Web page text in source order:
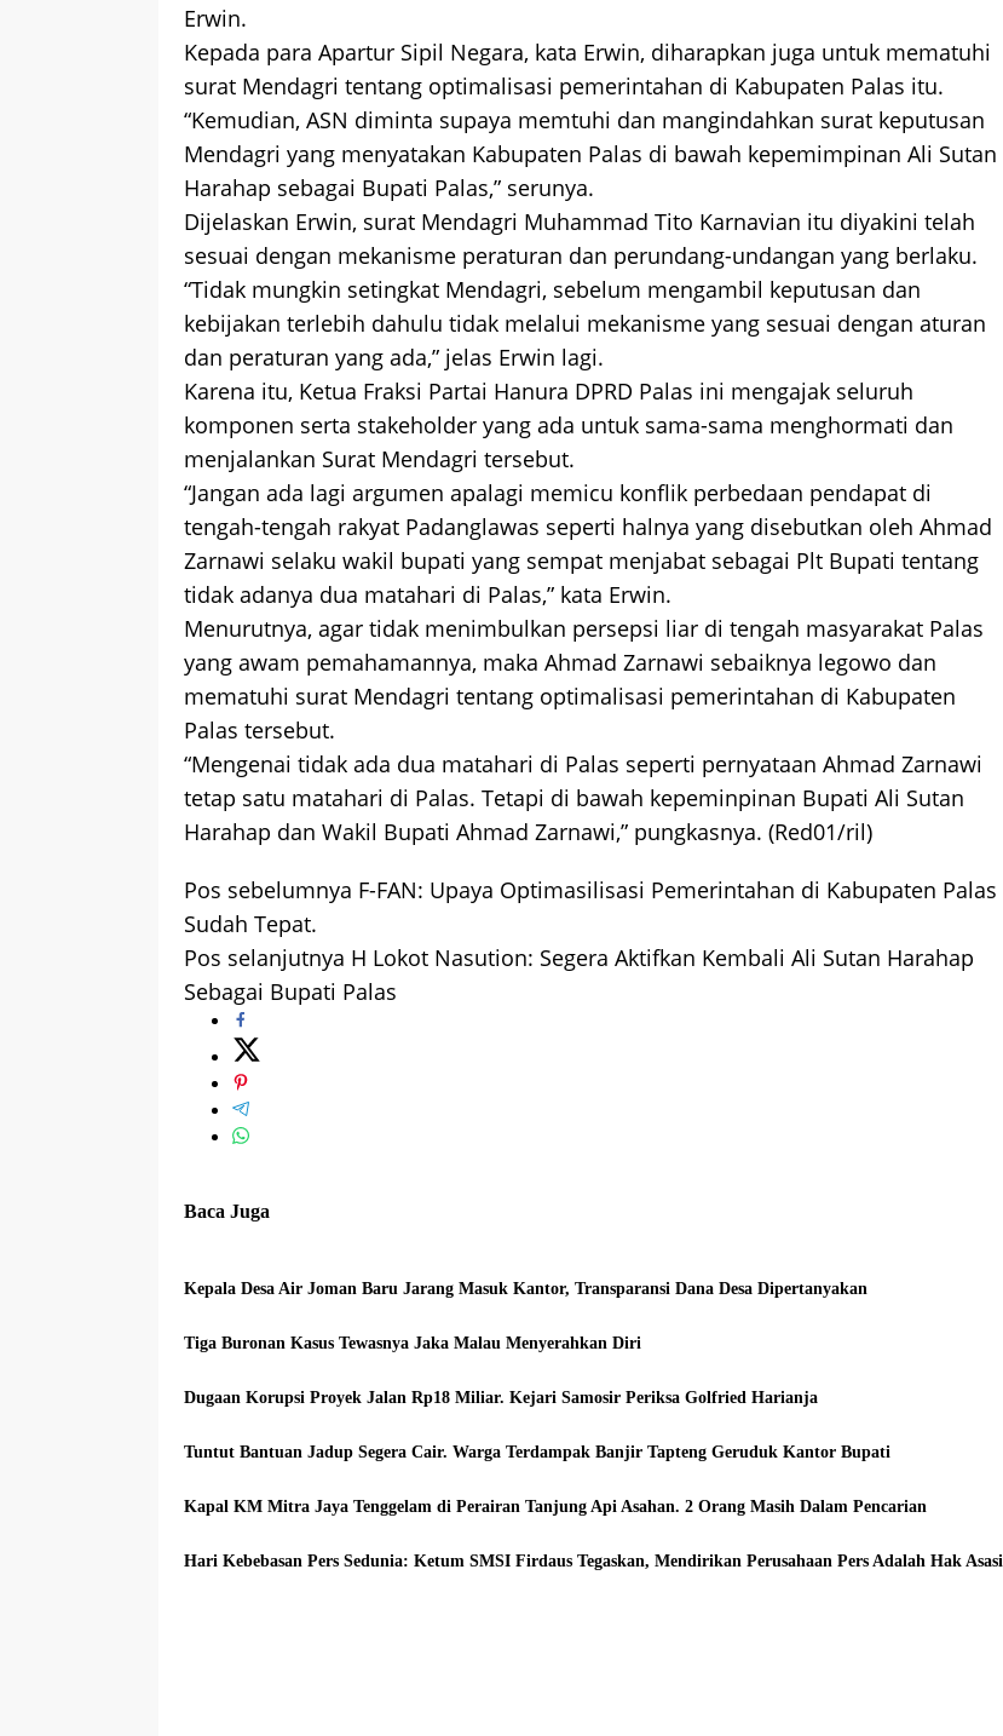
Erwin.
Kepada para Apartur Sipil Negara, kata Erwin, diharapkan juga untuk mematuhi
surat Mendagri tentang optimalisasi pemerintahan di Kabupaten Palas itu.
“Kemudian, ASN diminta supaya memtuhi dan mangindahkan surat keputusan
Mendagri yang menyatakan Kabupaten Palas di bawah kepemimpinan Ali Sutan
Harahap sebagai Bupati Palas,” serunya.
Dijelaskan Erwin, surat Mendagri Muhammad Tito Karnavian itu diyakini telah
sesuai dengan mekanisme peraturan dan perundang-undangan yang berlaku.
“Tidak mungkin setingkat Mendagri, sebelum mengambil keputusan dan
kebijakan terlebih dahulu tidak melalui mekanisme yang sesuai dengan aturan
dan peraturan yang ada,” jelas Erwin lagi.
Karena itu, Ketua Fraksi Partai Hanura DPRD Palas ini mengajak seluruh
komponen serta stakeholder yang ada untuk sama-sama menghormati dan
menjalankan Surat Mendagri tersebut.
“Jangan ada lagi argumen apalagi memicu konflik perbedaan pendapat di
tengah-tengah rakyat Padanglawas seperti halnya yang disebutkan oleh Ahmad
Zarnawi selaku wakil bupati yang sempat menjabat sebagai Plt Bupati tentang
tidak adanya dua matahari di Palas,” kata Erwin.
Menurutnya, agar tidak menimbulkan persepsi liar di tengah masyarakat Palas
yang awam pemahamannya, maka Ahmad Zarnawi sebaiknya legowo dan
mematuhi surat Mendagri tentang optimalisasi pemerintahan di Kabupaten
Palas tersebut.
“Mengenai tidak ada dua matahari di Palas seperti pernyataan Ahmad Zarnawi
tetap satu matahari di Palas. Tetapi di bawah kepeminpinan Bupati Ali Sutan
Harahap dan Wakil Bupati Ahmad Zarnawi,” pungkasnya. (Red01/ril)
Navigasi
pos
Pos sebelumnya F-FAN: Upaya Optimasilisasi Pemerintahan di Kabupaten Palas
Sudah Tepat.
Pos selanjutnya H Lokot Nasution: Segera Aktifkan Kembali Ali Sutan Harahap
Sebagai Bupati Palas
Baca Juga
Kepala Desa Air Joman Baru Jarang Masuk Kantor, Transparansi Dana Desa Dipertanyakan
Tiga Buronan Kasus Tewasnya Jaka Malau Menyerahkan Diri
Dugaan Korupsi Proyek Jalan Rp18 Miliar. Kejari Samosir Periksa Golfried Harianja
Tuntut Bantuan Jadup Segera Cair. Warga Terdampak Banjir Tapteng Geruduk Kantor Bupati
Kapal KM Mitra Jaya Tenggelam di Perairan Tanjung Api Asahan. 2 Orang Masih Dalam Pencarian
Hari Kebebasan Pers Sedunia: Ketum SMSI Firdaus Tegaskan, Mendirikan Perusahaan Pers Adalah Hak Asasi